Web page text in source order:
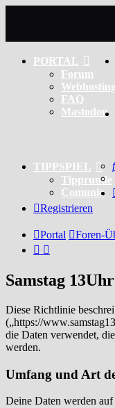
PORTAL
Forum
Webhosting
FAQ
Mastodon
TIPPSPIEL
Tipprunde
Comunio
Registrieren
Portal Foren-
Samstag
Diese Richtlinie
(„https://
die Daten verwendet,
werden.
Umfang und Art
Deine Daten werden